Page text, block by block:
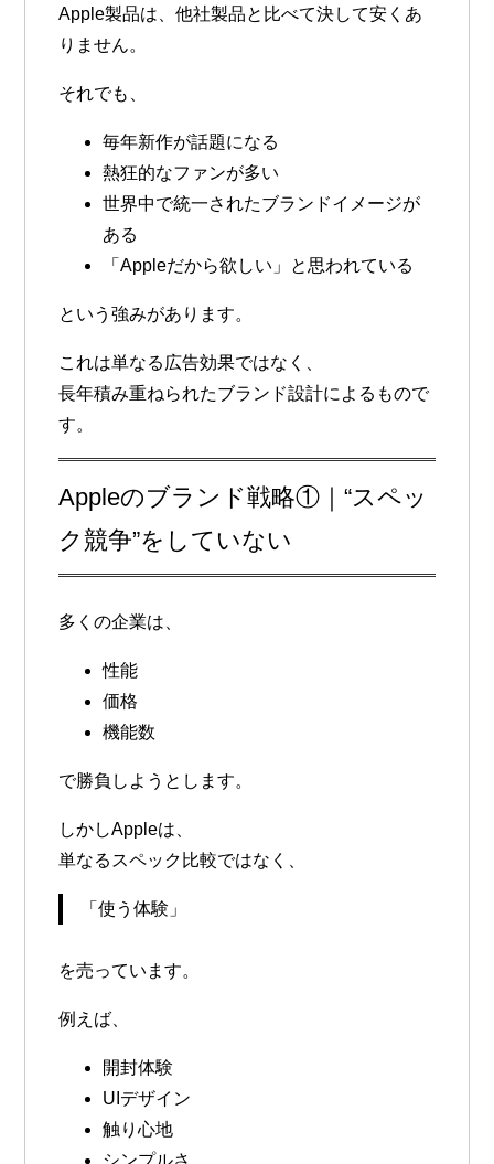
Apple製品は、他社製品と比べて決して安くあ
りません。
それでも、
毎年新作が話題になる
熱狂的なファンが多い
世界中で統一されたブランドイメージが
ある
「Appleだから欲しい」と思われている
という強みがあります。
これは単なる広告効果ではなく、
長年積み重ねられたブランド設計によるもので
す。
Appleのブランド戦略①｜“スペッ
ク競争”をしていない
多くの企業は、
性能
価格
機能数
で勝負しようとします。
しかしAppleは、
単なるスペック比較ではなく、
「使う体験」
を売っています。
例えば、
開封体験
UIデザイン
触り心地
シンプルさ